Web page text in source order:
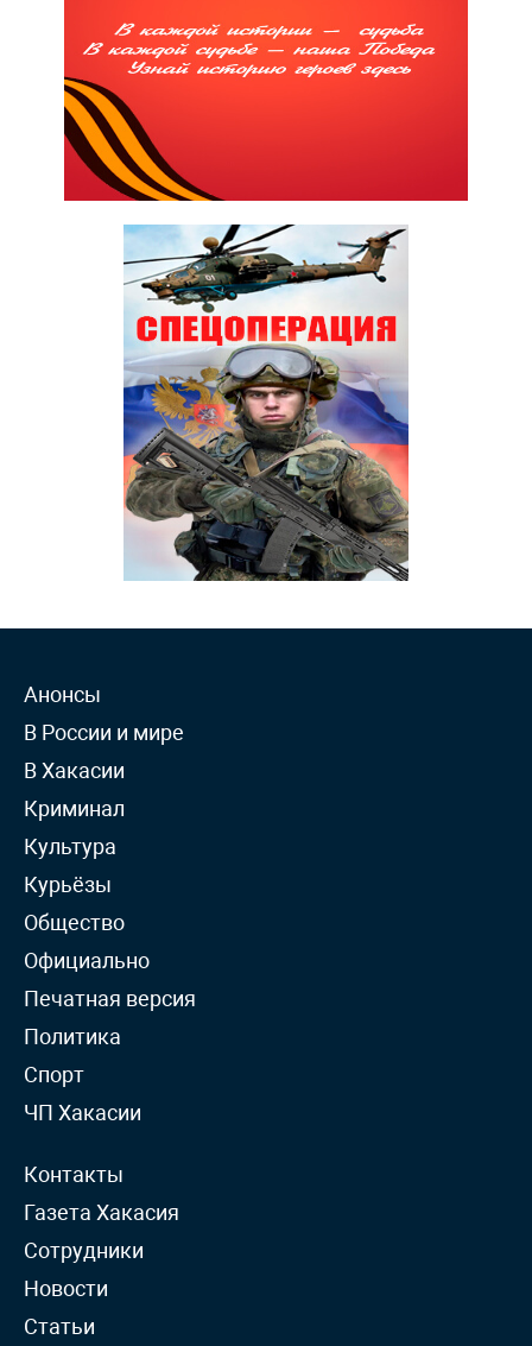
Анонсы
В России и мире
В Хакасии
Криминал
Культура
Курьёзы
Общество
Официально
Печатная версия
Политика
Спорт
ЧП Хакасии
Контакты
Газета Хакасия
Сотрудники
Новости
Статьи